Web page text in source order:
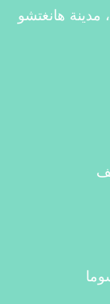
مدينة هانغتشو